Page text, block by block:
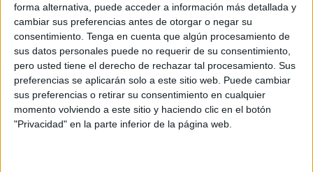
forma alternativa, puede acceder a información más detallada y
cambiar sus preferencias antes de otorgar o negar su
consentimiento. Tenga en cuenta que algún procesamiento de
sus datos personales puede no requerir de su consentimiento,
pero usted tiene el derecho de rechazar tal procesamiento. Sus
preferencias se aplicarán solo a este sitio web. Puede cambiar
sus preferencias o retirar su consentimiento en cualquier
momento volviendo a este sitio y haciendo clic en el botón
"Privacidad" en la parte inferior de la página web.
SEGUIR LEYENDO
Buscar